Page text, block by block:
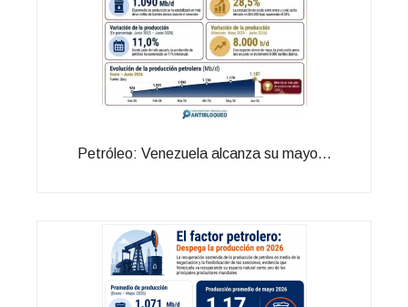
Petróleo: Venezuela alcanza su mayo...